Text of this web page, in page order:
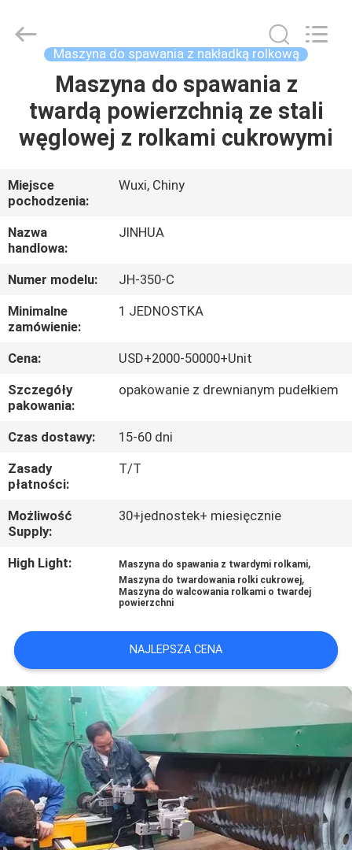
PRODUKTY
O
NAS
WYCIECZKA
PO
FABRYCE
KONTROLA
JAKOŚCI
SKONTAKTUJ
SIĘ
Z
NAMI
AKTUALNOŚCI
O
WYCENĘ
SITEMAP
PRIVACY
POLICY
supplier.
Copyright
(QINGDAO)
HARDFACING
Developed
ECER
Maszyna do spawania z nakładką rolkową
Maszyna do spawania z
twardą powierzchnią ze stali
węglowej z rolkami cukrowymi
Miejsce
pochodzenia:
Wuxi, Chiny
Nazwa
handlowa:
JINHUA
Numer modelu:
JH-350-C
Minimalne
zamówienie:
1 JEDNOSTKA
Cena:
USD+2000-50000+Unit
Szczegóły
pakowania:
opakowanie z drewnianym pudełkiem
Czas dostawy:
15-60 dni
Zasady
płatności:
T/T
Możliwość
Supply:
30+jednostek+ miesięcznie
High Light: Maszyna do spawania z twardymi rolkami,
Maszyna do twardowania rolki cukrowej,
Maszyna do walcowania rolkami o twardej
powierzchni
NAJLEPSZA CENA